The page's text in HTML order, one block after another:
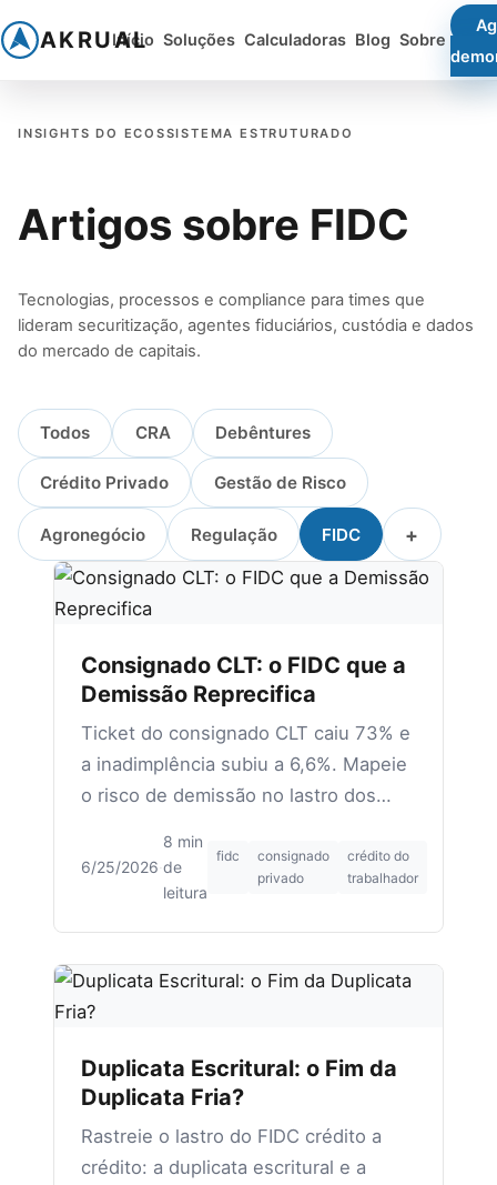
AKRUAL
Início Soluções Calculadoras Blog Sobre
INSIGHTS DO ECOSSISTEMA ESTRUTURADO
Artigos sobre FIDC
Tecnologias, processos e compliance para times que
lideram securitização, agentes fiduciários, custódia e dados
do mercado de capitais.
Todos CRA Debêntures
Crédito Privado Gestão de Risco
Agronegócio Regulação FIDC +
Consignado CLT: o FIDC que a
Demissão Reprecifica
Ticket do consignado CLT caiu 73% e
a inadimplência subiu a 6,6%. Mapeie
o risco de demissão no lastro dos
6/25/2026
8 min
de
leitura
fidc
consignado
privado
crédito do
trabalhador
Duplicata Escritural: o Fim da
Duplicata Fria?
Rastreie o lastro do FIDC crédito a
crédito: a duplicata escritural e a